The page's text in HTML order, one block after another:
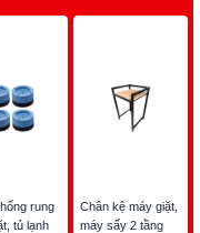
lại khi có điện
rung
tủ lạnh
Chân kệ máy giặt,
máy sấy 2 tầng